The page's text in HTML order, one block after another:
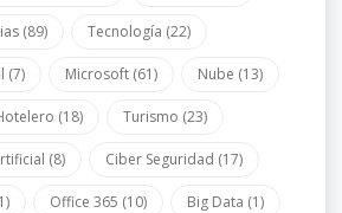
(89) Tecnología (22)
(7) Microsoft (61) Nube (13)
(18) Turismo (23)
(8) Ciber Seguridad (17)
Office 365 (10) Big Data (1)